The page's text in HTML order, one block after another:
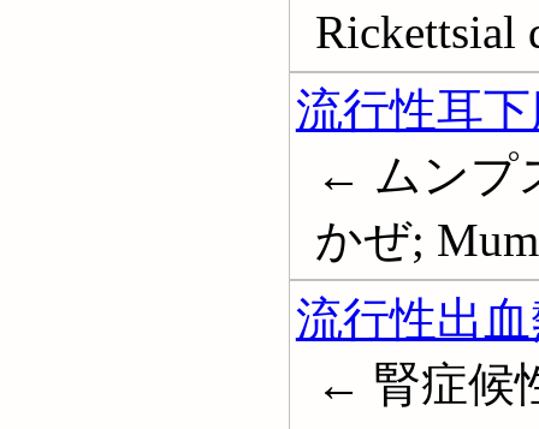
Rickettsial
流行性耳
← ムンプ
かぜ;
流行性出
← 腎症候